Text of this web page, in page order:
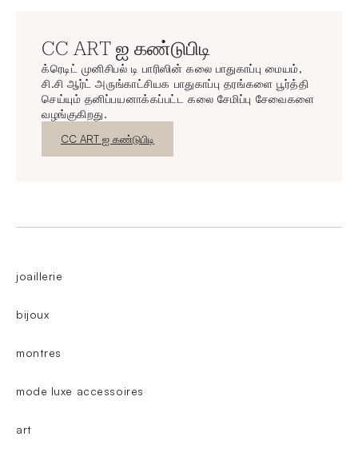
CC ART ஐ கண்டுபிடி
க்ரெடிட் முனிசிபல் டி பாரிஸின் கலை பாதுகாப்பு மையம்,
சி.சி ஆர்ட் அருங்காட்சியக பாதுகாப்பு தரங்களை பூர்த்தி
செய்யும் தனிப்பயனாக்கப்பட்ட கலை சேமிப்பு சேவைகளை
வழங்குகிறது.
புதிய சாளரம்
CC ART ஐ கண்டுபிடி
joaillerie
bijoux
montres
mode luxe accessoires
art